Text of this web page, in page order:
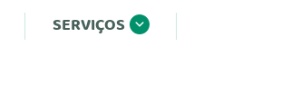
SERVIÇOS